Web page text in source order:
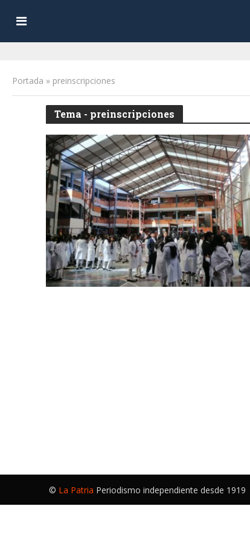
Portada » preinscripciones
Tema - preinscripciones
© La Patria Periodismo independiente desde 1919